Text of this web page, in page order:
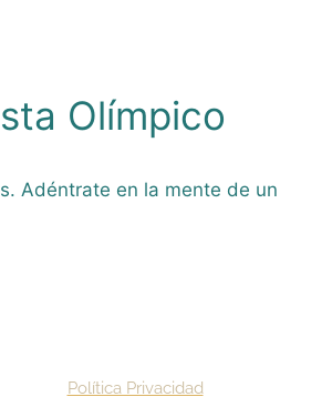
Olímpico
Adéntrate en la mente de un
Política Privacidad